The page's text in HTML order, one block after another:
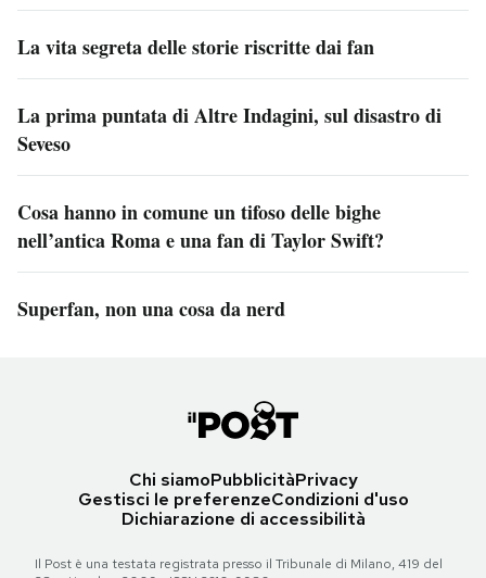
La vita segreta delle storie riscritte dai fan
La prima puntata di Altre Indagini, sul disastro di
Seveso
Cosa hanno in comune un tifoso delle bighe
nell’antica Roma e una fan di Taylor Swift?
Superfan, non una cosa da nerd
Chi siamoPubblicitàPrivacy
Gestisci le preferenzeCondizioni d'uso
Dichiarazione di accessibilità
Il Post è una testata registrata presso il Tribunale di Milano, 419 del